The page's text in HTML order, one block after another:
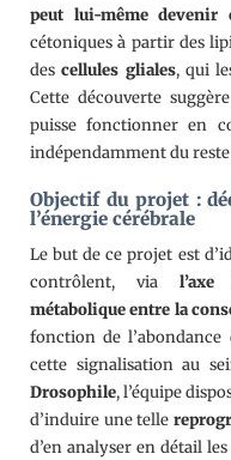
peut lui-même devenir
cétoniques à partir des
descellules gliales, qui
Cette découverte
puisse fonctionner en
indépendamment du reste
Objectif du projet :
l’énergie cérébrale
Le but de ce projet est
contrôlent, via l’axe
métaboliqueentre la
fonction de
cette signalisation au
Drosophile, l’équipe
d’induire une telle
d’en analyser en détail les